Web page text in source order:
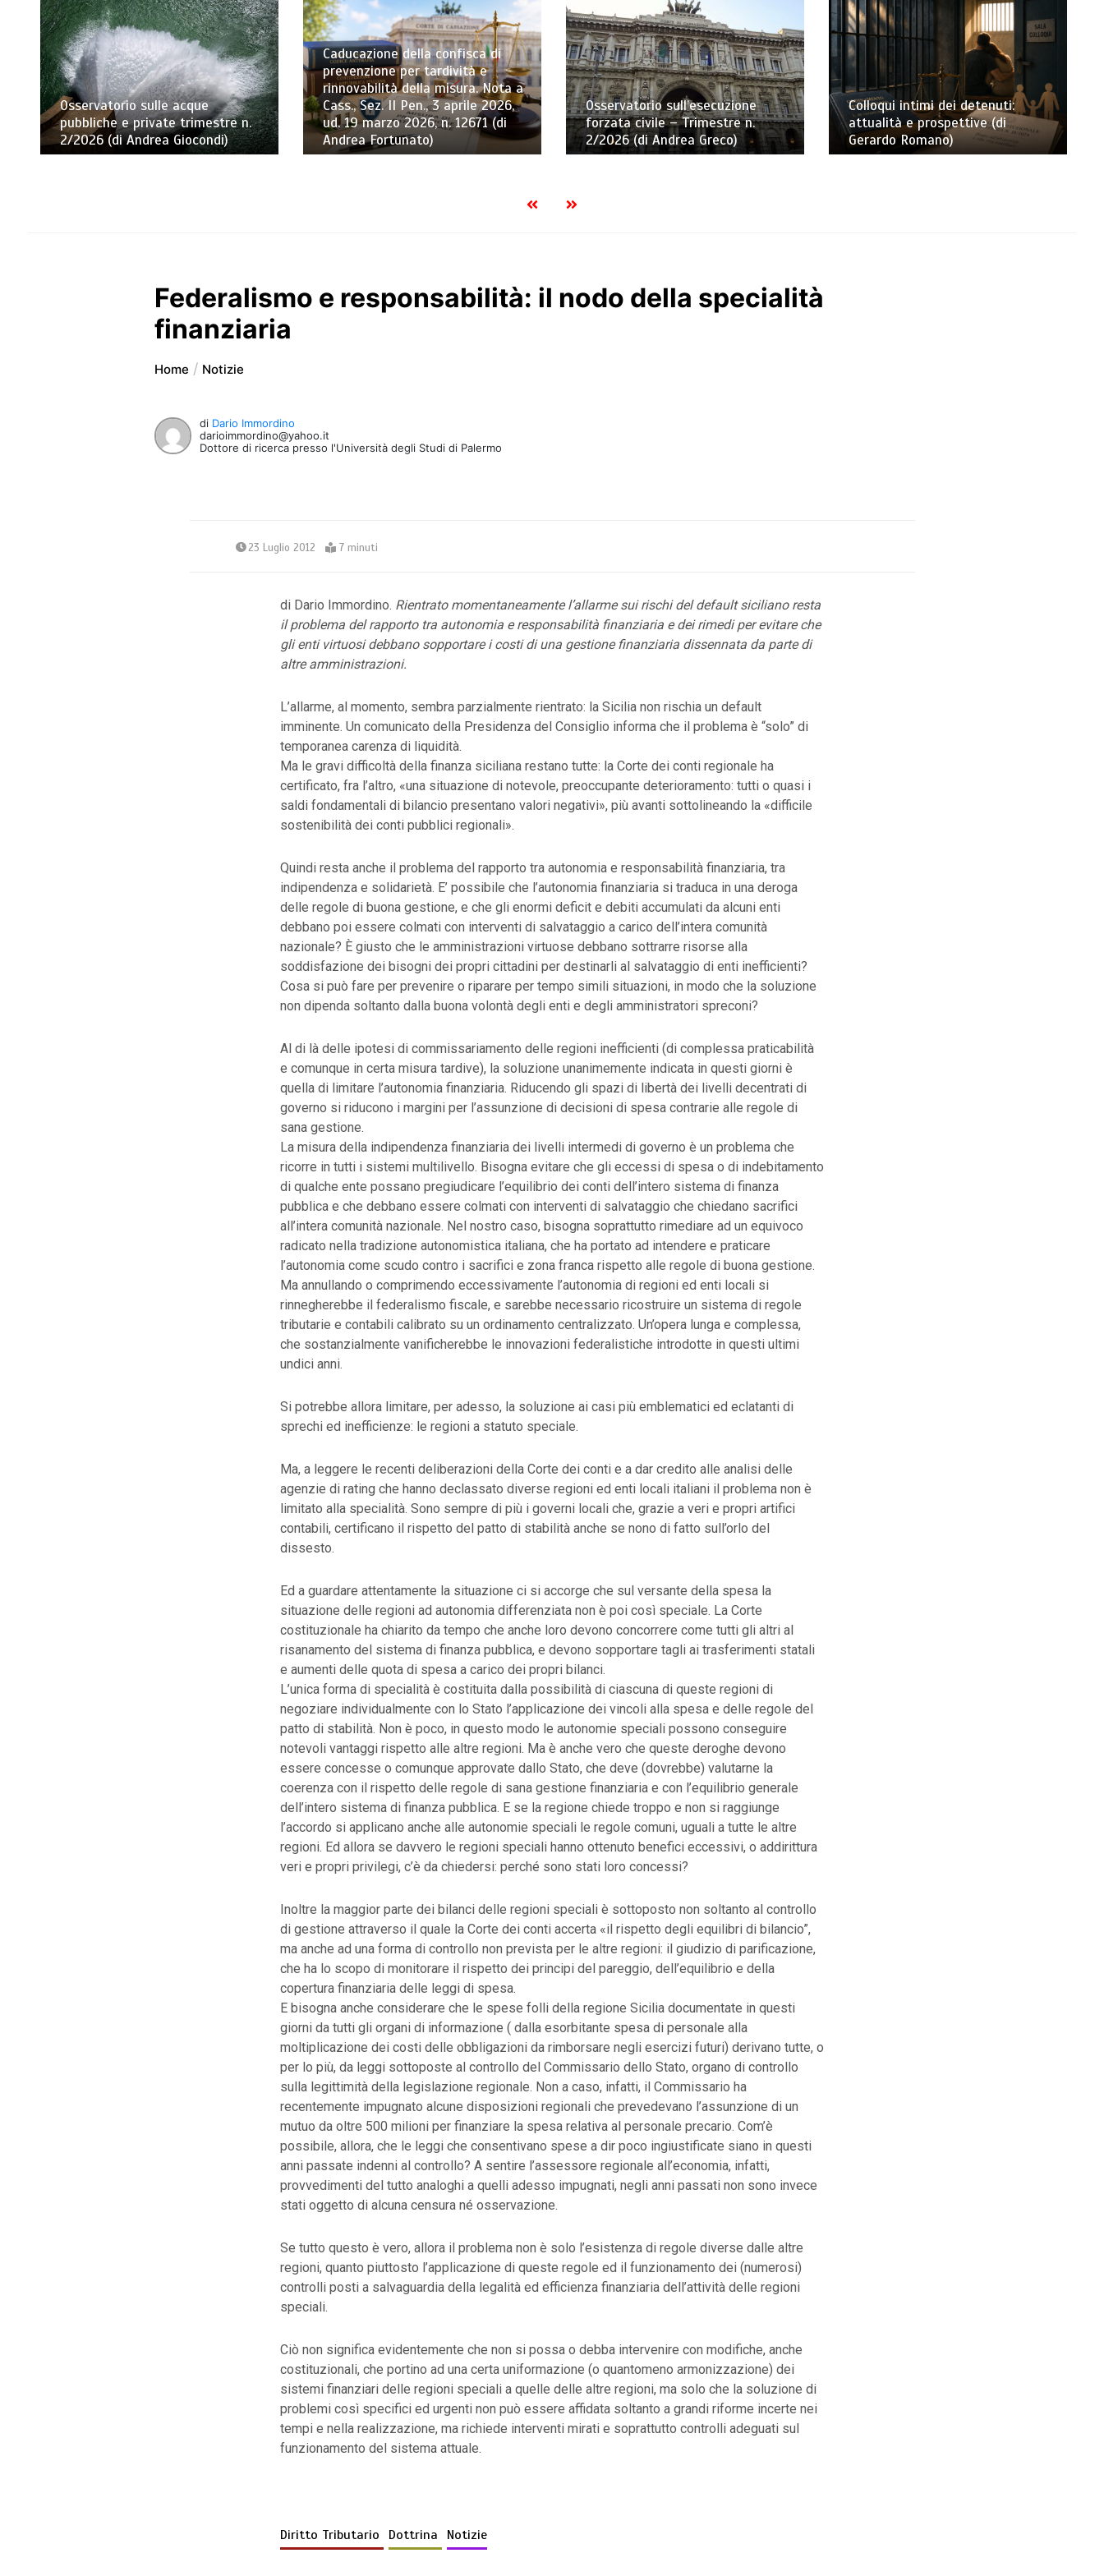
Osservatorio sulle acque
pubbliche e private trimestre n.
2/2026 (di Andrea Giocondi)
Caducazione della confisca di
prevenzione per tardività e
rinnovabilità della misura. Nota a
Cass., Sez. II Pen., 3 aprile 2026,
ud. 19 marzo 2026, n. 12671 (di
Andrea Fortunato)
Osservatorio sull’esecuzione
forzata civile – Trimestre n.
2/2026 (di Andrea Greco)
Colloqui intimi dei detenuti:
attualità e prospettive (di
Gerardo Romano)
Federalismo e responsabilità: il nodo della specialità
finanziaria
Home Notizie
di Dario Immordino
darioimmordino@yahoo.it
Dottore di ricerca presso l'Università degli Studi di Palermo
23 Luglio 2012 7 minuti
di Dario Immordino. Rientrato momentaneamente l’allarme sui rischi del default siciliano resta
il problema del rapporto tra autonomia e responsabilità finanziaria e dei rimedi per evitare che
gli enti virtuosi debbano sopportare i costi di una gestione finanziaria dissennata da parte di
altre amministrazioni.
L’allarme, al momento, sembra parzialmente rientrato: la Sicilia non rischia un default
imminente. Un comunicato della Presidenza del Consiglio informa che il problema è “solo” di
temporanea carenza di liquidità.
Ma le gravi difficoltà della finanza siciliana restano tutte: la Corte dei conti regionale ha
certificato, fra l’altro, «una situazione di notevole, preoccupante deterioramento: tutti o quasi i
saldi fondamentali di bilancio presentano valori negativi», più avanti sottolineando la «difficile
sostenibilità dei conti pubblici regionali».
Quindi resta anche il problema del rapporto tra autonomia e responsabilità finanziaria, tra
indipendenza e solidarietà. E’ possibile che l’autonomia finanziaria si traduca in una deroga
delle regole di buona gestione, e che gli enormi deficit e debiti accumulati da alcuni enti
debbano poi essere colmati con interventi di salvataggio a carico dell’intera comunità
nazionale? È giusto che le amministrazioni virtuose debbano sottrarre risorse alla
soddisfazione dei bisogni dei propri cittadini per destinarli al salvataggio di enti inefficienti?
Cosa si può fare per prevenire o riparare per tempo simili situazioni, in modo che la soluzione
non dipenda soltanto dalla buona volontà degli enti e degli amministratori spreconi?
Al di là delle ipotesi di commissariamento delle regioni inefficienti (di complessa praticabilità
e comunque in certa misura tardive), la soluzione unanimemente indicata in questi giorni è
quella di limitare l’autonomia finanziaria. Riducendo gli spazi di libertà dei livelli decentrati di
governo si riducono i margini per l’assunzione di decisioni di spesa contrarie alle regole di
sana gestione.
La misura della indipendenza finanziaria dei livelli intermedi di governo è un problema che
ricorre in tutti i sistemi multilivello. Bisogna evitare che gli eccessi di spesa o di indebitamento
di qualche ente possano pregiudicare l’equilibrio dei conti dell’intero sistema di finanza
pubblica e che debbano essere colmati con interventi di salvataggio che chiedano sacrifici
all’intera comunità nazionale. Nel nostro caso, bisogna soprattutto rimediare ad un equivoco
radicato nella tradizione autonomistica italiana, che ha portato ad intendere e praticare
l’autonomia come scudo contro i sacrifici e zona franca rispetto alle regole di buona gestione.
Ma annullando o comprimendo eccessivamente l’autonomia di regioni ed enti locali si
rinnegherebbe il federalismo fiscale, e sarebbe necessario ricostruire un sistema di regole
tributarie e contabili calibrato su un ordinamento centralizzato. Un’opera lunga e complessa,
che sostanzialmente vanificherebbe le innovazioni federalistiche introdotte in questi ultimi
undici anni.
Si potrebbe allora limitare, per adesso, la soluzione ai casi più emblematici ed eclatanti di
sprechi ed inefficienze: le regioni a statuto speciale.
Ma, a leggere le recenti deliberazioni della Corte dei conti e a dar credito alle analisi delle
agenzie di rating che hanno declassato diverse regioni ed enti locali italiani il problema non è
limitato alla specialità. Sono sempre di più i governi locali che, grazie a veri e propri artifici
contabili, certificano il rispetto del patto di stabilità anche se nono di fatto sull’orlo del
dissesto.
Ed a guardare attentamente la situazione ci si accorge che sul versante della spesa la
situazione delle regioni ad autonomia differenziata non è poi così speciale. La Corte
costituzionale ha chiarito da tempo che anche loro devono concorrere come tutti gli altri al
risanamento del sistema di finanza pubblica, e devono sopportare tagli ai trasferimenti statali
e aumenti delle quota di spesa a carico dei propri bilanci.
L’unica forma di specialità è costituita dalla possibilità di ciascuna di queste regioni di
negoziare individualmente con lo Stato l’applicazione dei vincoli alla spesa e delle regole del
patto di stabilità. Non è poco, in questo modo le autonomie speciali possono conseguire
notevoli vantaggi rispetto alle altre regioni. Ma è anche vero che queste deroghe devono
essere concesse o comunque approvate dallo Stato, che deve (dovrebbe) valutarne la
coerenza con il rispetto delle regole di sana gestione finanziaria e con l’equilibrio generale
dell’intero sistema di finanza pubblica. E se la regione chiede troppo e non si raggiunge
l’accordo si applicano anche alle autonomie speciali le regole comuni, uguali a tutte le altre
regioni. Ed allora se davvero le regioni speciali hanno ottenuto benefici eccessivi, o addirittura
veri e propri privilegi, c’è da chiedersi: perché sono stati loro concessi?
Inoltre la maggior parte dei bilanci delle regioni speciali è sottoposto non soltanto al controllo
di gestione attraverso il quale la Corte dei conti accerta «il rispetto degli equilibri di bilancio”,
ma anche ad una forma di controllo non prevista per le altre regioni: il giudizio di parificazione,
che ha lo scopo di monitorare il rispetto dei principi del pareggio, dell’equilibrio e della
copertura finanziaria delle leggi di spesa.
E bisogna anche considerare che le spese folli della regione Sicilia documentate in questi
giorni da tutti gli organi di informazione ( dalla esorbitante spesa di personale alla
moltiplicazione dei costi delle obbligazioni da rimborsare negli esercizi futuri) derivano tutte, o
per lo più, da leggi sottoposte al controllo del Commissario dello Stato, organo di controllo
sulla legittimità della legislazione regionale. Non a caso, infatti, il Commissario ha
recentemente impugnato alcune disposizioni regionali che prevedevano l’assunzione di un
mutuo da oltre 500 milioni per finanziare la spesa relativa al personale precario. Com’è
possibile, allora, che le leggi che consentivano spese a dir poco ingiustificate siano in questi
anni passate indenni al controllo? A sentire l’assessore regionale all’economia, infatti,
provvedimenti del tutto analoghi a quelli adesso impugnati, negli anni passati non sono invece
stati oggetto di alcuna censura né osservazione.
Se tutto questo è vero, allora il problema non è solo l’esistenza di regole diverse dalle altre
regioni, quanto piuttosto l’applicazione di queste regole ed il funzionamento dei (numerosi)
controlli posti a salvaguardia della legalità ed efficienza finanziaria dell’attività delle regioni
speciali.
Ciò non significa evidentemente che non si possa o debba intervenire con modifiche, anche
costituzionali, che portino ad una certa uniformazione (o quantomeno armonizzazione) dei
sistemi finanziari delle regioni speciali a quelle delle altre regioni, ma solo che la soluzione di
problemi così specifici ed urgenti non può essere affidata soltanto a grandi riforme incerte nei
tempi e nella realizzazione, ma richiede interventi mirati e soprattutto controlli adeguati sul
funzionamento del sistema attuale.
Diritto Tributario Dottrina Notizie